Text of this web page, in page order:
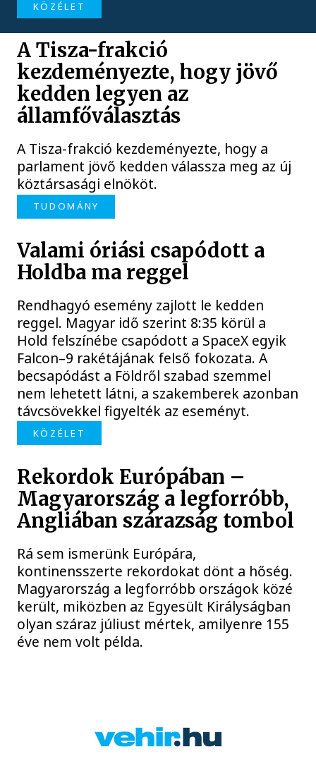
KÖZÉLET
A Tisza-frakció
kezdeményezte, hogy jövő
kedden legyen az
államfőválasztás
A Tisza-frakció kezdeményezte, hogy a
parlament jövő kedden válassza meg az új
köztársasági elnököt.
TUDOMÁNY
Valami óriási csapódott a
Holdba ma reggel
Rendhagyó esemény zajlott le kedden
reggel. Magyar idő szerint 8:35 körül a
Hold felszínébe csapódott a SpaceX egyik
Falcon–9 rakétájának felső fokozata. A
becsapódást a Földről szabad szemmel
nem lehetett látni, a szakemberek azonban
távcsövekkel figyelték az eseményt.
KÖZÉLET
Rekordok Európában –
Magyarország a legforróbb,
Angliában szárazság tombol
Rá sem ismerünk Európára,
kontinensszerte rekordokat dönt a hőség.
Magyarország a legforróbb országok közé
került, miközben az Egyesült Királyságban
olyan száraz júliust mértek, amilyenre 155
éve nem volt példa.